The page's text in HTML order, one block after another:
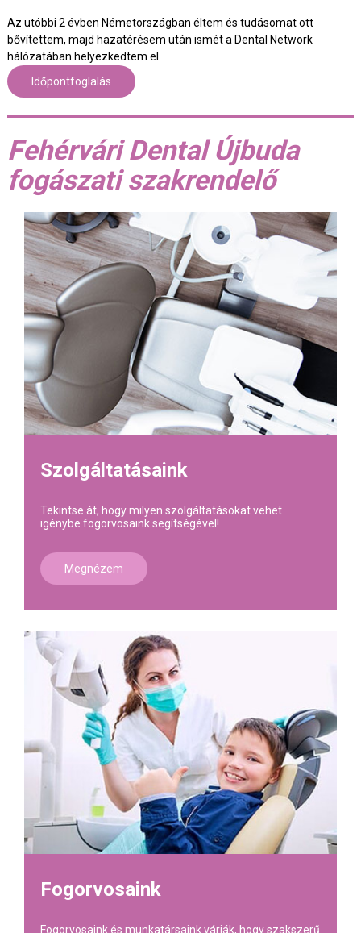
Az utóbbi 2 évben Németországban éltem és tudásomat ott
bővítettem, majd hazatérésem után ismét a Dental Network
hálózatában helyezkedtem el.
Időpontfoglalás
Fehérvári Dental Újbuda
fogászati szakrendelő
Szolgáltatásaink
Tekintse át, hogy milyen szolgáltatásokat vehet
igénybe fogorvosaink segítségével!
Megnézem
Fogorvosaink
Fogorvosaink és munkatársaink várják, hogy szakszerű